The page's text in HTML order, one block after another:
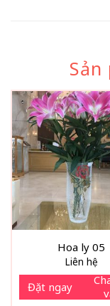
Hoa ly 05
Liên hệ
Đặt ngay